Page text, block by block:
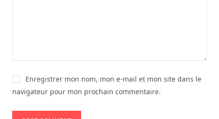
Enregistrer mon nom, mon e-mail et mon site dans le
navigateur pour mon prochain commentaire.